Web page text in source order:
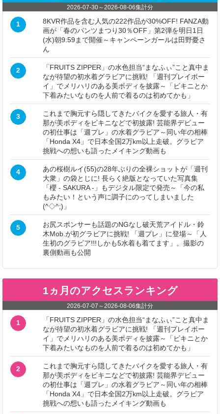
2026-07-30～ 2026-08-06集計分
1
8KVR作品を含む人気の222作品が30%OFF! FANZA動
画が「春のパンツまつり30％OFF」第2弾を明日1日
(水)朝9:59まで開催～キャンペーンガールは田野憂さ
ん
2
「FRUITS ZIPPER」の水色担当“まなふぃ”こと真中ま
なが待望の初水着グラビアに挑戦! 「週刊プレイボー
イ」でメリハリのある美ボディを披露～「ビキニとか
下着みたいなものを人前で着るのは初めてかも」
3
これまで胸元すら隠してきたバイクを愛する旅人・有
那が美ボディをビキニなどで初披露! 芸能界デビュー
の初仕事は「週プレ」の水着グラビア～同い年の相棒
「Honda X4」で日本全国2万km以上走破。グラビア
挑戦への想いも語ったメイキング動画も
4
あの桜樹ルイ(55)の28年ぶりの全裸ショットが「週刊
大衆」の袋とじに! 長らく絶版となっていた写真集
「櫻 - SAKURA -」もデジタル限定で発売～「今の私
もみたい！という声に調子にのってしまいました
(^◇^;)」
5
お尻スポンサーも話題のNGなし破天荒アイドル・鈴
木Mob.が初グラビアに挑戦! 「週プレ」に登場～「人
生初のグラビア!!!しかも5水着も着てます」。撮影の
裏側動画も公開
1ヵ月のアクセスランキング
2026-07-07 ～ 2026-08-06集計分
1
「FRUITS ZIPPER」の水色担当“まなふぃ”こと真中ま
なが待望の初水着グラビアに挑戦! 「週刊プレイボー
イ」でメリハリのある美ボディを披露～「ビキニとか
下着みたいなものを人前で着るのは初めてかも」
2
これまで胸元すら隠してきたバイクを愛する旅人・有
那が美ボディをビキニなどで初披露! 芸能界デビュー
の初仕事は「週プレ」の水着グラビア～同い年の相棒
「Honda X4」で日本全国2万km以上走破。グラビア
挑戦への想いも語ったメイキング動画も